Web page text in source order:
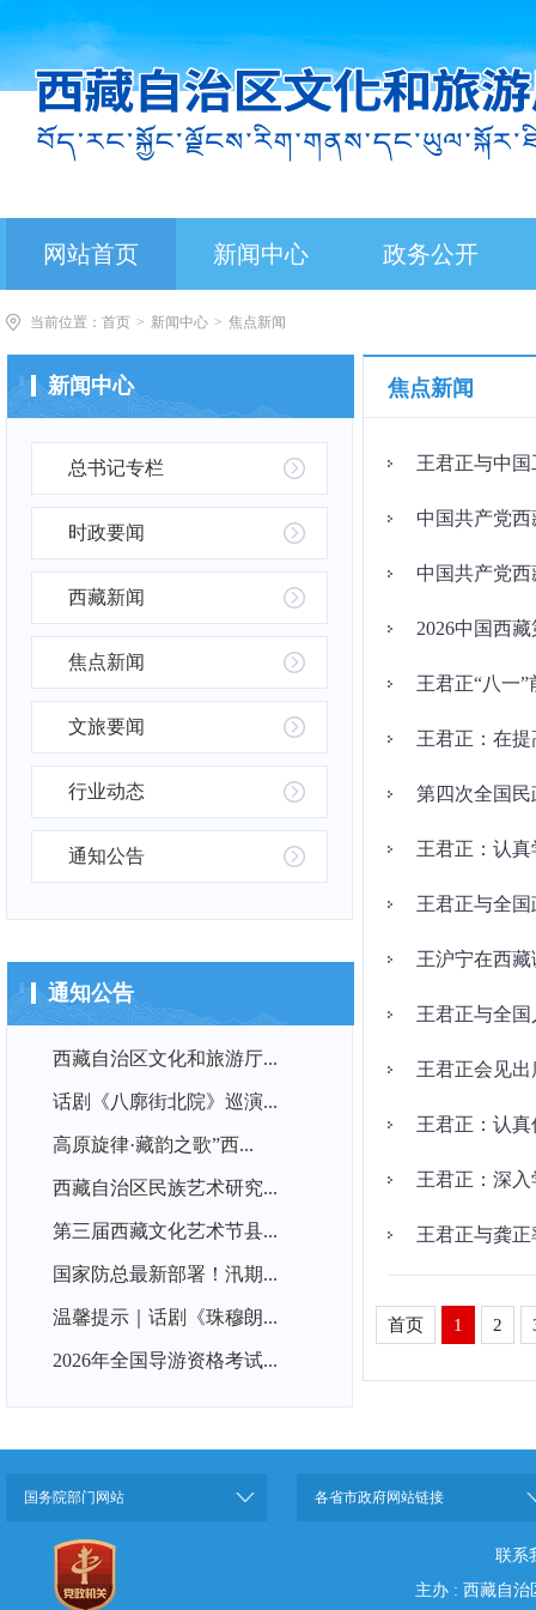
网站首页 新闻中心 政务公开
当前位置： 首页 > 新闻中心 > 焦点新闻
新闻中心
总书记专栏
时政要闻
西藏新闻
焦点新闻
文旅要闻
行业动态
通知公告
通知公告
西藏自治区文化和旅游厅...
话剧《八廓街北院》巡演...
高原旋律·藏韵之歌”西...
西藏自治区民族艺术研究...
第三届西藏文化艺术节县...
国家防总最新部署！汛期...
温馨提示｜话剧《珠穆朗...
2026年全国导游资格考试...
焦点新闻
王君正与中
中国共产党
中国共产党
王君正“八一
第四次全国
王君正：认
王君正与全
王君正与全
王君正会见
王君正：认
王君正：深
王君正与龚
首页 1 2
国务院部门网站 各省市政府网站链接
联系
主办 : 西藏自治